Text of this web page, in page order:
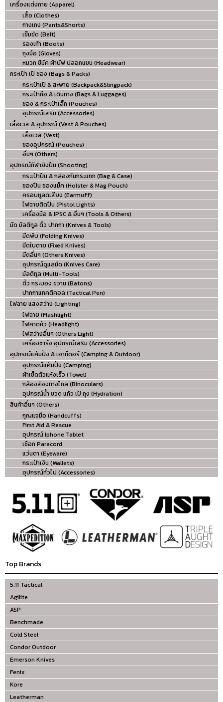
เครื่องแต่งกาย (Apparel)
เสื้อ (Clothes)
กางเกง (Pants&Shorts)
เข็มขัด (Belt)
รองเท้า (Boots)
ถุงมือ (Gloves)
หมวก ชีมัค ผ้าบัฟ ปลอกแขน (Headwear)
กระเป๋า เป้ ซอง (Bags & Packs)
กระเป๋าเป้ & สะพาย (Backpack&Slingpack)
กระเป๋าถือ & เดินทาง (Bags & Luggages)
ซอง & กระเป๋าเล็ก (Pouches)
อุปกรณ์เสริม (Accessories)
เสื้อเวส & อุปกรณ์ (Vest & Pouches)
เสื้อเวส (Vest)
ซองอุปกรณ์ (Pouches)
อื่นๆ (Others)
อุปกรณ์กีฬายิงปืน (Shooting)
กระเป๋าปืน & กล่องกันกระแทก (Bag & Case)
ซองปืน ซองแม็ค (Holster & Mag Pouch)
ครอบหูลดเสียง (Earmuff)
ไฟฉายติดปืน (Pistol Lights)
เครื่องมือ & IPSC & อื่นๆ (Tools & Others)
มีด มัลติทูล ดิ้ว ปากกา (Knives & Tools)
มีดพับ (Folding Knives)
มีดใบตาย (Fixed Knives)
มีดอื่นๆ (Others Knives)
อุปกรณ์ดูแลมีด (Knives Care)
มัลติทูล (Multi-Tools)
ดิ้ว กระบอง ขวาน (Batons)
ปากกาแทคติคอล (Tactical Pen)
ไฟฉาย แสงสว่าง (Lighting)
ไฟฉาย (Flashlight)
ไฟคาดหัว (Headlight)
ไฟสว่างอื่นๆ (Others Light)
เครื่องชาร์จ อุปกรณ์เสริม (Accessories)
อุปกรณ์แค้มปิ้ง & เอาท์ดอร์ (Camping & Outdoor)
อุปกรณ์แค้มปิ้ง (Camping)
ผ้าเช็ดตัวแห้งเร็ว (Towel)
กล้องส่องทางไกล (Binoculars)
อุปกรณ์น้ำ ขวด แก้ว เป้ ถุง (Hydration)
สินค้าอื่นๆ (Others)
กุญแจมือ (Handcuffs)
First Aid & Rescue
อุปกรณ์ Iphone Tablet
เชือก Paracord
แว่นตา (Eyeware)
กระเป๋าเงิน (Wallets)
อุปกรณ์ทั่วไป (Accessories)
Top Brands
5.11 Tactical
Agilite
ASP
Benchmade
Cold Steel
Condor Outdoor
Emerson Knives
Fenix
Kore
Leatherman